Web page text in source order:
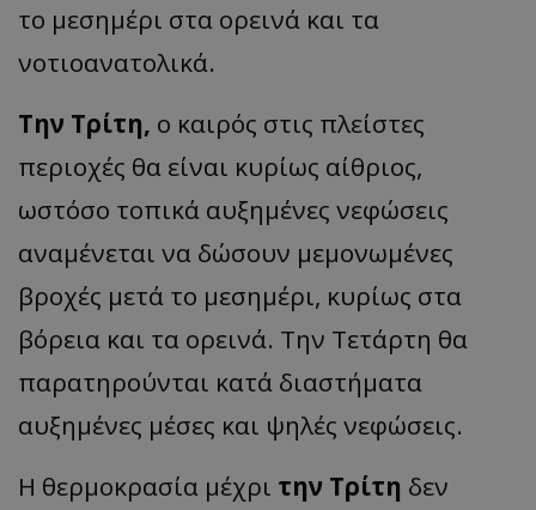
το μεσημέρι στα ορεινά και τα
νοτιοανατολικά.
Την Τρίτη, ο καιρός στις πλείστες
περιοχές θα είναι κυρίως αίθριος,
ωστόσο τοπικά αυξημένες νεφώσεις
αναμένεται να δώσουν μεμονωμένες
βροχές μετά το μεσημέρι, κυρίως στα
βόρεια και τα ορεινά. Την Τετάρτη θα
παρατηρούνται κατά διαστήματα
αυξημένες μέσες και ψηλές νεφώσεις.
Η θερμοκρασία μέχρι την Τρίτη δεν